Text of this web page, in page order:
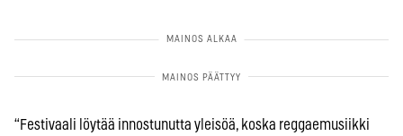
“Festivaali löytää innostunutta yleisöä, koska reggaemusiikki